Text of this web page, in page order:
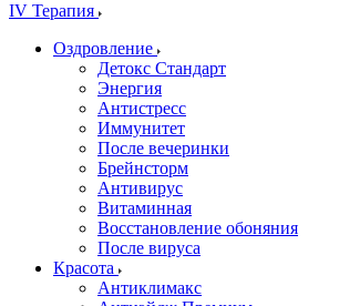
IV Терапия
Оздровление
Детокс Стандарт
Энергия
Антистресс
Иммунитет
После вечеринки
Брейнсторм
Антивирус
Витаминная
Восстановление обоняния
После вируса
Красота
Антиклимакс